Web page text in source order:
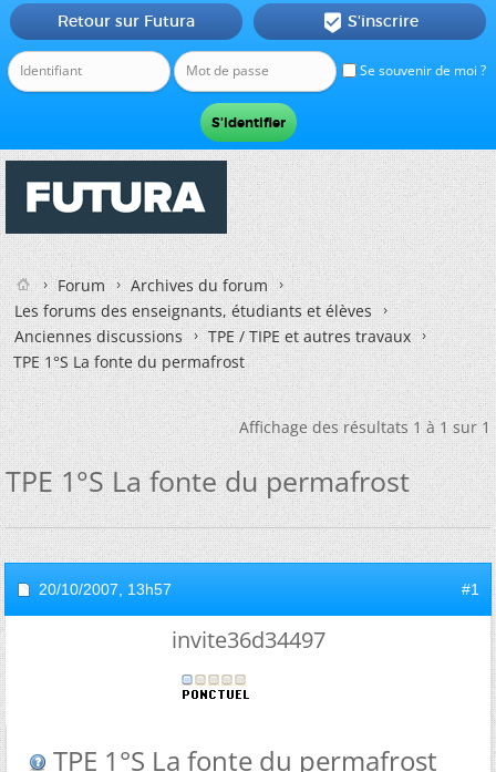
Se souvenir de moi ?
Retour sur Futura  S'inscrire
Forum
Archives du forum
Les forums des enseignants, étudiants et élèves
Anciennes discussions
TPE / TIPE et autres travaux
TPE 1°S La fonte du permafrost
Affichage des résultats 1 à 1 sur 1
TPE 1°S La fonte du permafrost
20/10/2007, 13h57 #1
invite36d34497
TPE 1°S La fonte du permafrost